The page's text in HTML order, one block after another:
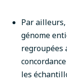
Par
génome
regroupées
les